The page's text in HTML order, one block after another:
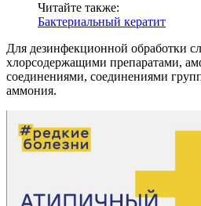
Читайте также:
Бактериальный кератит
Для дезинфекционной обработки
хлорсодержащими препаратами,
соединениями, соединениями
аммония.